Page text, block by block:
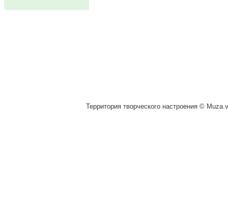
Территория творческого настроения ©